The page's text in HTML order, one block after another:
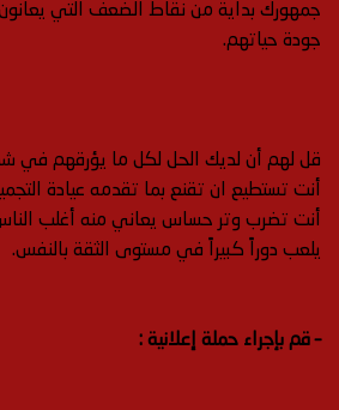
جمهورك بداية من نقاط الضعف التي
جودة حياتهم.
قل لهم أن لديك الحل لكل ما يؤرقهم في
أنت تستطيع ان تقنع بما تقدمه عيادة
أنت تضرب وتر حساس يعاني منه أغلب
يلعب دوراً كبيراً في مستوى الثقة بالنفس.
– قم بإجراء حملة إعلانية :